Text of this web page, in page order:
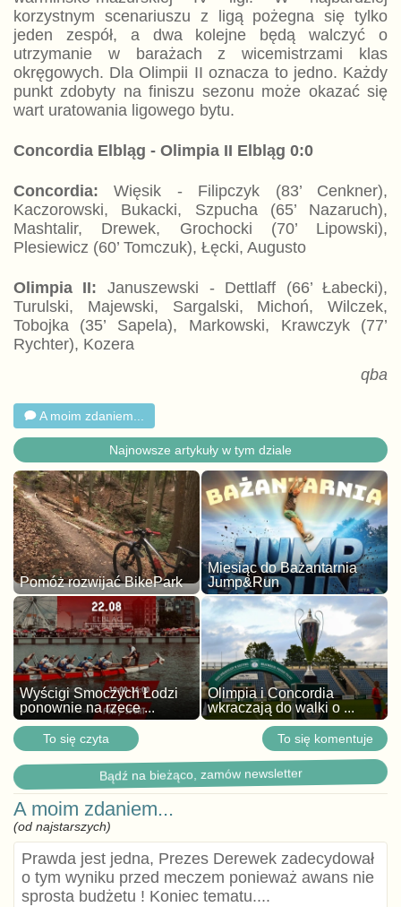
korzystnym scenariuszu z ligą pożegna się tylko
jeden zespół, a dwa kolejne będą walczyć o
utrzymanie w barażach z wicemistrzami klas
okręgowych. Dla Olimpii II oznacza to jedno. Każdy
punkt zdobyty na finiszu sezonu może okazać się
wart uratowania ligowego bytu.
Concordia Elbląg - Olimpia II Elbląg 0:0
Concordia: Więsik - Filipczyk (83’ Cenkner),
Kaczorowski, Bukacki, Szpucha (65’ Nazaruch),
Mashtalir, Drewek, Grochocki (70’ Lipowski),
Plesiewicz (60’ Tomczuk), Łęcki, Augusto
Olimpia II: Januszewski - Dettlaff (66’ Łabecki),
Turulski, Majewski, Sargalski, Michoń, Wilczek,
Tobojka (35’ Sapela), Markowski, Krawczyk (77’
Rychter), Kozera
qba
A moim zdaniem...
Najnowsze artykuły w tym dziale
Pomóż rozwijać BikePark
Miesiąc do Bażantarnia
Jump&Run
Wyścigi Smoczych Łodzi
ponownie na rzece ...
Olimpia i Concordia
wkraczają do walki o ...
To się czyta To się komentuje
Bądź na bieżąco, zamów newsletter
A moim zdaniem...
(od najstarszych)
Prawda jest jedna, Prezes Derewek zadecydował
o tym wyniku przed meczem ponieważ awans nie
sprosta budżetu ! Koniec tematu....